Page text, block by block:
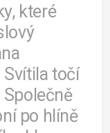
které
Svítila točí
po hlíně